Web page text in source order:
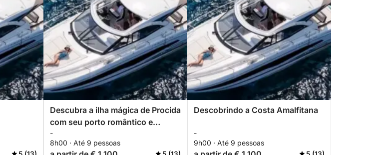
Descubra a ilha mágica de Procida
com seu porto romântico e
colorido de Corricella.
-
8h00 · Até 9 pessoas
Descobrindo a Costa Amalfitana
-
9h00 · Até 9 pessoas